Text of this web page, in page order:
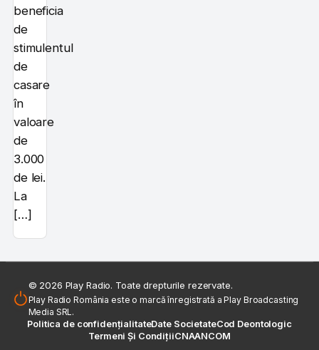
beneficia
de
stimulentul
de
casare
în
valoare
de
3.000
de lei.
La
[…]
© 2026 Play Radio. Toate drepturile rezervate.
Play Radio România este o marcă înregistrată a Play Broadcasting
Media SRL.
Politica de confidențialitateDate SocietateCod Deontologic
Termeni Și CondițiiCNAANCOM